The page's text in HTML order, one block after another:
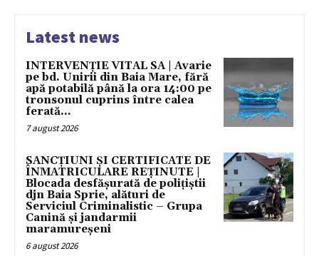
Latest news
INTERVENȚIE VITAL SA | Avarie
pe bd. Unirii din Baia Mare, fără
apă potabilă până la ora 14:00 pe
tronsonul cuprins între calea
ferată...
7 august 2026
SANCȚIUNI ȘI CERTIFICATE DE
ÎNMATRICULARE REȚINUTE |
Blocada desfășurată de polițiștii
djn Baia Sprie, alături de
Serviciul Criminalistic – Grupa
Canină și jandarmii
maramureșeni
6 august 2026